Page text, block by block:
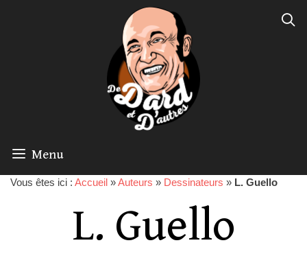
Menu
Vous êtes ici : Accueil »Auteurs » Dessinateurs » L. Guello
L. Guello